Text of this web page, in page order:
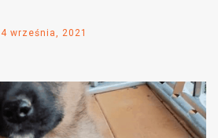
września, 2021